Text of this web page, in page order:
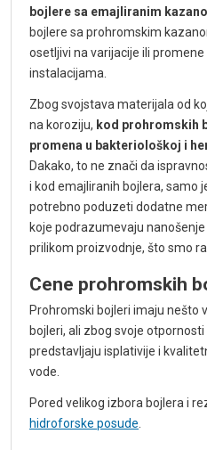
bojlere sa emajliranim
bojlere sa prohromskim
osetljivi na varijacije ili
instalacijama.
Zbog svojstava materijala od
na koroziju, kod prohromskih
promena u bakteriološkoj i
Dakako, to ne znači da
i kod emajliranih bojlera, samo
potrebno poduzeti dodatne
koje podrazumevaju
prilikom proizvodnje, što smo
Cene prohromskih
Prohromski bojleri imaju nešto
bojleri, ali zbog svoje
predstavljaju isplativije i
vode.
Pored velikog izbora bojlera i
hidroforske posude.